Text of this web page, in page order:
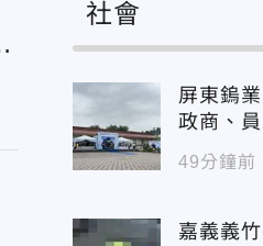
社會
屏東鎢
政商、
49分鐘前
嘉義義